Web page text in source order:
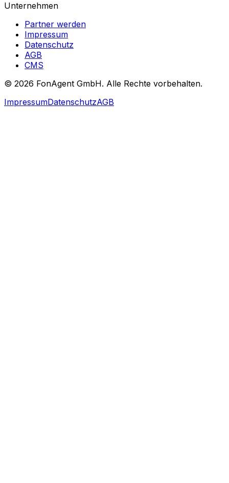
Unternehmen
Partner werden
Impressum
Datenschutz
AGB
CMS
© 2026 FonAgent GmbH. Alle Rechte vorbehalten.
ImpressumDatenschutzAGB